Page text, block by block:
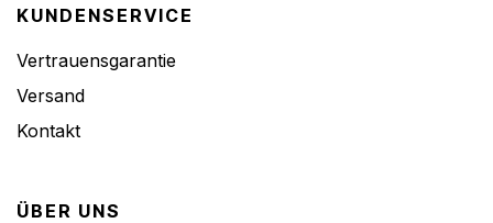
KUNDENSERVICE
Vertrauensgarantie
Versand
Kontakt
ÜBER UNS